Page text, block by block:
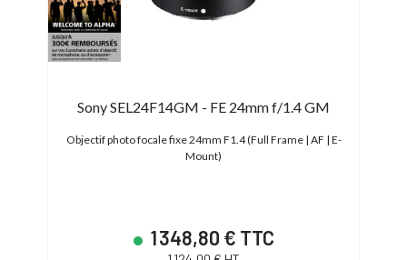
Sony SEL24F14GM - FE 24mm f/1.4 GM
Objectif photo focale fixe 24mm F1.4 (Full Frame | AF | E-
Mount)
1 348,80 € TTC